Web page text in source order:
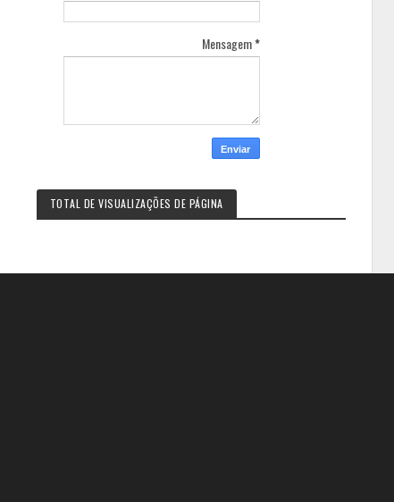
Mensagem*
TOTAL DE VISUALIZAÇÕES DE PÁGINA